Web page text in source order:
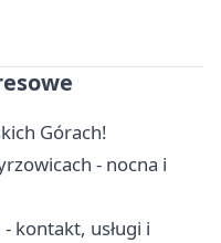
Górach!
- nocna i
kontakt, usługi i